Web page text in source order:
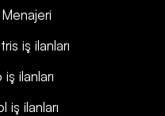
iş ilanları
ilanları
iş ilanları